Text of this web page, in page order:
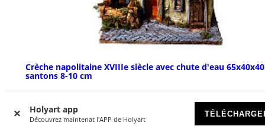
Holyart app
Découvrez maintenat l'APP de Holyart
Crèche napolitaine XVIIIe siècle avec chute d'eau
santons 8-10 cm
DISPONIBLE
€ 190,00